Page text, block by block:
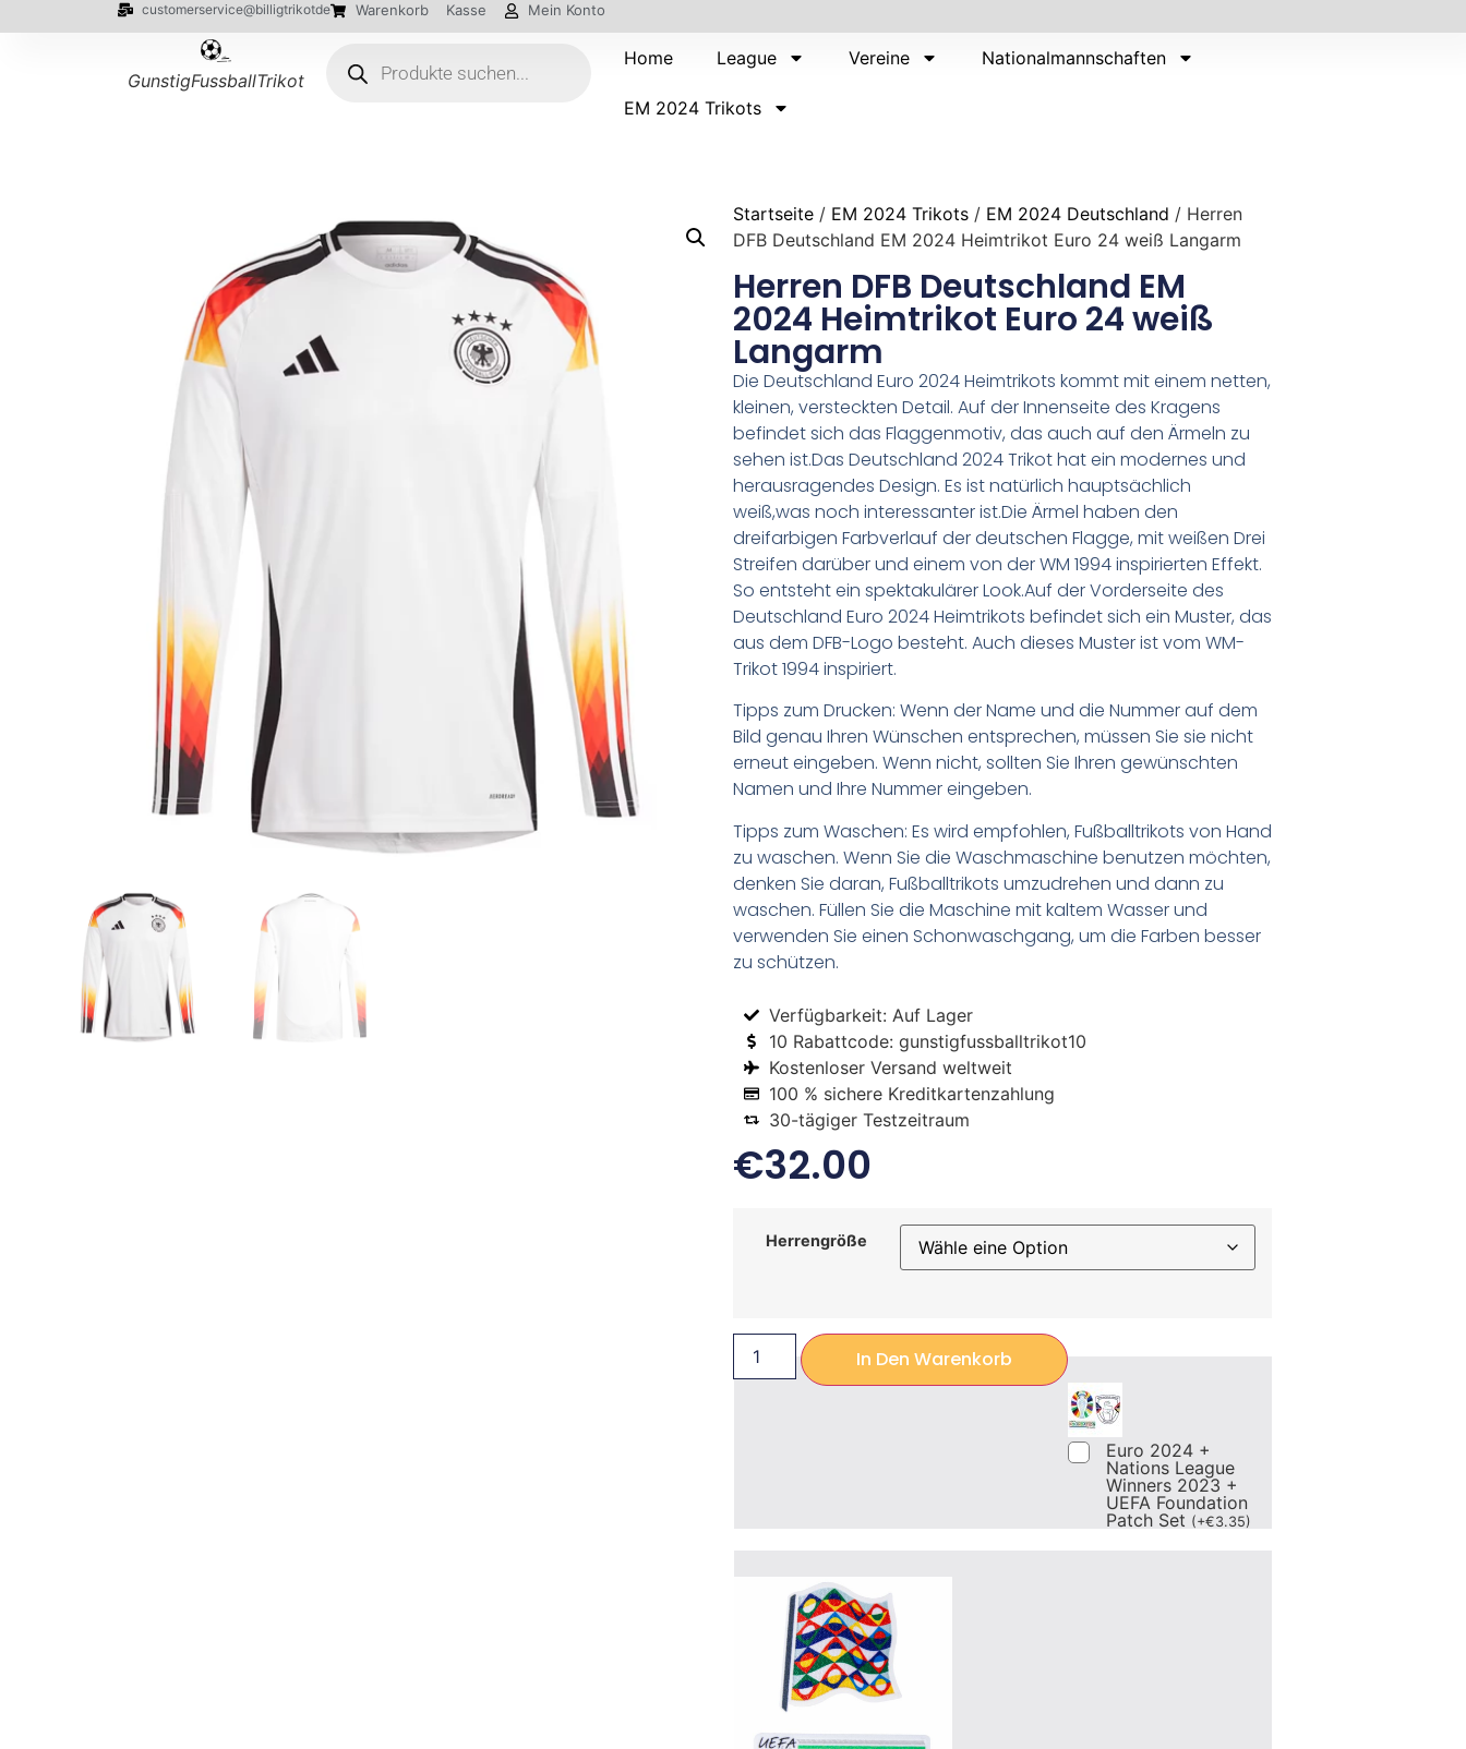
customerservice@billigtrikotde Warenkorb Kasse Mein Konto
GunstigFussballTrikot
Home League Vereine Nationalmannschaften
EM 2024 Trikots
Startseite / EM 2024 Trikots / EM 2024 Deutschland / Herren
DFB Deutschland EM 2024 Heimtrikot Euro 24 weiß Langarm
Herren DFB Deutschland EM
2024 Heimtrikot Euro 24 weiß
Langarm
Die Deutschland Euro 2024 Heimtrikots kommt mit einem netten,
kleinen, versteckten Detail. Auf der Innenseite des Kragens
befindet sich das Flaggenmotiv, das auch auf den Ärmeln zu
sehen ist.Das Deutschland 2024 Trikot hat ein modernes und
herausragendes Design. Es ist natürlich hauptsächlich
weiß,was noch interessanter ist.Die Ärmel haben den
dreifarbigen Farbverlauf der deutschen Flagge, mit weißen Drei
Streifen darüber und einem von der WM 1994 inspirierten Effekt.
So entsteht ein spektakulärer Look.Auf der Vorderseite des
Deutschland Euro 2024 Heimtrikots befindet sich ein Muster, das
aus dem DFB-Logo besteht. Auch dieses Muster ist vom WM-
Trikot 1994 inspiriert.
Tipps zum Drucken: Wenn der Name und die Nummer auf dem
Bild genau Ihren Wünschen entsprechen, müssen Sie sie nicht
erneut eingeben. Wenn nicht, sollten Sie Ihren gewünschten
Namen und Ihre Nummer eingeben.
Tipps zum Waschen: Es wird empfohlen, Fußballtrikots von Hand
zu waschen. Wenn Sie die Waschmaschine benutzen möchten,
denken Sie daran, Fußballtrikots umzudrehen und dann zu
waschen. Füllen Sie die Maschine mit kaltem Wasser und
verwenden Sie einen Schonwaschgang, um die Farben besser
zu schützen.
Verfügbarkeit: Auf Lager
10 Rabattcode: gunstigfussballtrikot10
Kostenloser Versand weltweit
100 % sichere Kreditkartenzahlung
30-tägiger Testzeitraum
€32.00
Herrengröße
In Den Warenkorb
Euro 2024 +
Nations League
Winners 2023 +
UEFA Foundation
Patch Set (+€3.35)